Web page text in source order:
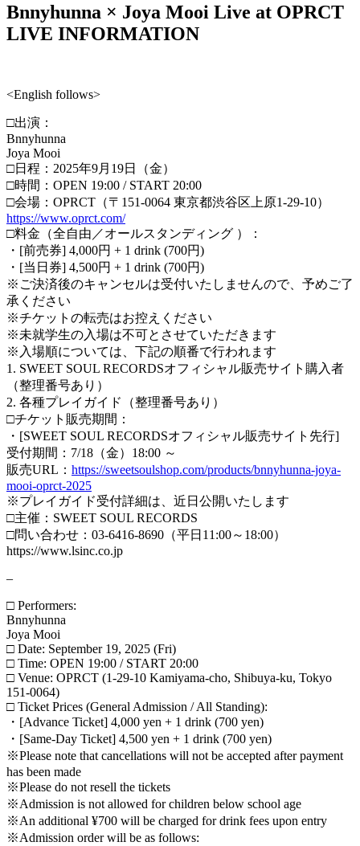
Bnnyhunna × Joya Mooi Live at OPRCT
LIVE INFORMATION
<English follows>
□出演：
Bnnyhunna
Joya Mooi
□日程：2025年9月19日（金）
□時間：OPEN 19:00 / START 20:00
□会場：OPRCT（〒151-0064 東京都渋谷区上原1-29-10）
https://www.oprct.com/
□料金（全自由／オールスタンディング ）：
・[前売券] 4,000円 + 1 drink (700円)
・[当日券] 4,500円 + 1 drink (700円)
※ご決済後のキャンセルは受付いたしませんので、予めご了
承ください
※チケットの転売はお控えください
※未就学生の入場は不可とさせていただきます
※入場順については、下記の順番で行われます
1. SWEET SOUL RECORDSオフィシャル販売サイト購入者
（整理番号あり）
2. 各種プレイガイド（整理番号あり）
□チケット販売期間：
・[SWEET SOUL RECORDSオフィシャル販売サイト先行]
受付期間：7/18（金）18:00 ～
販売URL： https://sweetsoulshop.com/products/bnnyhunna-joya-
mooi-oprct-2025
※プレイガイド受付詳細は、近日公開いたします
□主催：SWEET SOUL RECORDS
□問い合わせ：03-6416-8690（平日11:00～18:00）
https://www.lsinc.co.jp
–
□ Performers:
Bnnyhunna
Joya Mooi
□ Date: September 19, 2025 (Fri)
□ Time: OPEN 19:00 / START 20:00
□ Venue: OPRCT (1-29-10 Kamiyama-cho, Shibuya-ku, Tokyo
151-0064)
□ Ticket Prices (General Admission / All Standing):
・[Advance Ticket] 4,000 yen + 1 drink (700 yen)
・[Same-Day Ticket] 4,500 yen + 1 drink (700 yen)
※Please note that cancellations will not be accepted after payment
has been made
※Please do not resell the tickets
※Admission is not allowed for children below school age
※An additional ¥700 will be charged for drink fees upon entry
※Admission order will be as follows: